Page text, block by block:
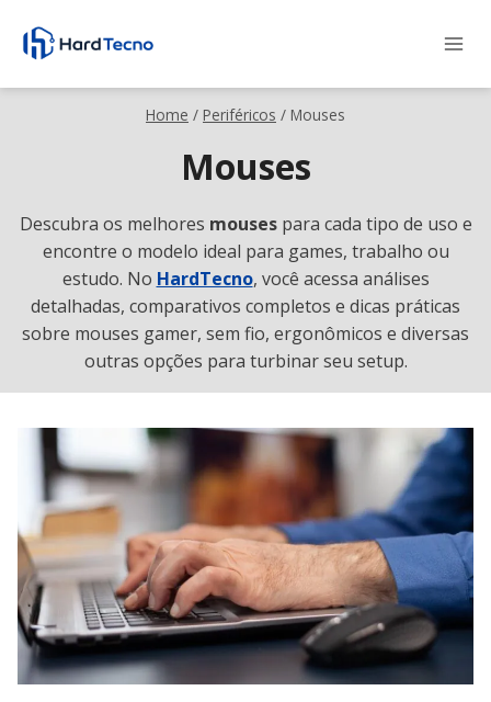
para
Conteúdo
Home / Periféricos / Mouses
Mouses
Descubra os melhores mousespara cada tipo de uso e
encontre o modelo ideal para games, trabalho ou
estudo. No HardTecno, você acessa análises
detalhadas, comparativos completos e dicas práticas
sobre mouses gamer, sem fio, ergonômicos e diversas
outras opções para turbinar seu setup.